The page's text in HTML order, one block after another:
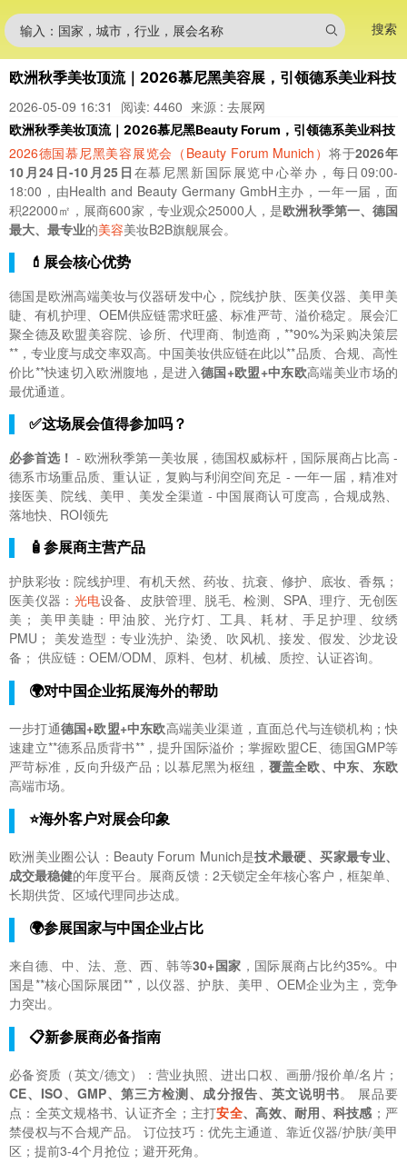
输入：国家，城市，行业，展会名称 搜索
欧洲秋季美妆顶流｜2026慕尼黑美容展，引领德系美业科技
2026-05-09 16:31
阅读: 4460 来源 : 去展网
欧洲秋季美妆顶流｜2026慕尼黑Beauty Forum，引领德系美业科技
2026德国慕尼黑美容展览会（Beauty Forum Munich） 将于2026年
10月24日-10月25日 在慕尼黑新国际展览中心举办，每日09:00-
18:00，由Health and Beauty Germany GmbH主办，一年一届，面
积22000㎡，展商600家，专业观众25000人，是欧洲秋季第一、德国
最大、最专业的美容美妆B2B旗舰展会。
💄展会核心优势
德国是欧洲高端美妆与仪器研发中心，院线护肤、医美仪器、美甲美
睫、有机护理、OEM供应链需求旺盛、标准严苛、溢价稳定。展会汇
聚全德及欧盟美容院、诊所、代理商、制造商，**90%为采购决策层
**，专业度与成交率双高。中国美妆供应链在此以**品质、合规、高性
价比**快速切入欧洲腹地，是进入德国+欧盟+中东欧高端美业市场的
最优通道。
✅这场展会值得参加吗？
必参首选！ - 欧洲秋季第一美妆展，德国权威标杆，国际展商占比高 -
德系市场重品质、重认证，复购与利润空间充足 - 一年一届，精准对
接医美、院线、美甲、美发全渠道 - 中国展商认可度高，合规成熟、
落地快、ROI领先
🧴参展商主营产品
护肤彩妆：院线护理、有机天然、药妆、抗衰、修护、底妆、香氛；
医美仪器： 光电设备、皮肤管理、脱毛、检测、SPA、理疗、无创医
美； 美甲美睫：甲油胶、光疗灯、工具、耗材、手足护理、纹绣
PMU； 美发造型：专业洗护、染烫、吹风机、接发、假发、沙龙设
备； 供应链：OEM/ODM、原料、包材、机械、质控、认证咨询。
🌍对中国企业拓展海外的帮助
一步打通德国+欧盟+中东欧高端美业渠道，直面总代与连锁机构；快
速建立**德系品质背书**，提升国际溢价；掌握欧盟CE、德国GMP等
严苛标准，反向升级产品；以慕尼黑为枢纽， 覆盖全欧、中东、东欧
高端市场。
⭐海外客户对展会印象
欧洲美业圈公认：Beauty Forum Munich是技术最硬、买家最专业、
成交最稳健的年度平台。展商反馈：2天锁定全年核心客户，框架单、
长期供货、区域代理同步达成。
🌍参展国家与中国企业占比
来自德、中、法、意、西、韩等30+国家 ，国际展商占比约35%。中
国是**核心国际展团**，以仪器、护肤、美甲、OEM企业为主，竞争
力突出。
📋新参展商必备指南
必备资质（英文/德文）：营业执照、进出口权、画册/报价单/名片；
CE、ISO、GMP、第三方检测、成分报告、英文说明书。 展品要
点：全英文规格书、认证齐全；主打安全、高效、耐用、科技感 ；严
禁侵权与不合规产品。 订位技巧：优先主通道、靠近仪器/护肤/美甲
区；提前3-4个月抢位；避开死角。